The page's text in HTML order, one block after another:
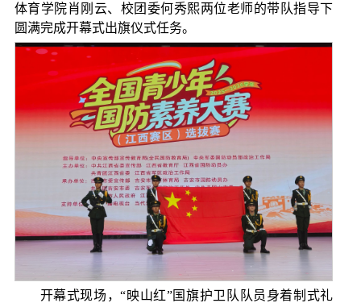
体育学院肖刚云、校团委何秀熙两位老师的带队指导下
圆满完成开幕式出旗仪式任务。
开幕式现场，“映山红”国旗护卫队队员身着制式礼